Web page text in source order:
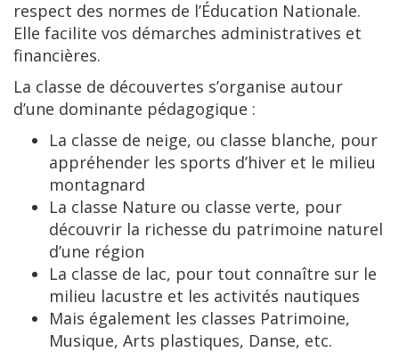
respect des normes de l’Éducation Nationale.
Elle facilite vos démarches administratives et
financières.
La classe de découvertes s’organise autour
d’une dominante pédagogique :
La classe de neige, ou classe blanche, pour
appréhender les sports d’hiver et le milieu
montagnard
La classe Nature ou classe verte, pour
découvrir la richesse du patrimoine naturel
d’une région
La classe de lac, pour tout connaître sur le
milieu lacustre et les activités nautiques
Mais également les classes Patrimoine,
Musique, Arts plastiques, Danse, etc.